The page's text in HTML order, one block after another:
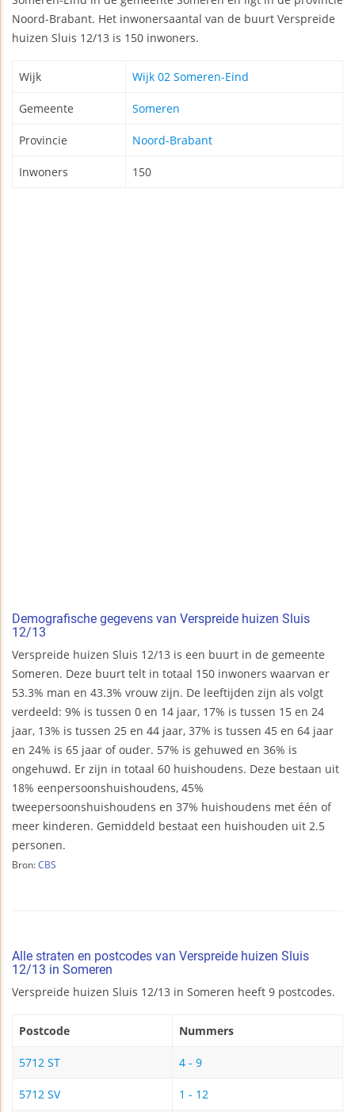
Noord-Brabant. Het inwonersaantal van de buurt Verspreide
huizen Sluis 12/13 is 150 inwoners.
Wijk Wijk 02 Someren-Eind
Gemeente Someren
Provincie Noord-Brabant
Inwoners 150
Demografische gegevens van Verspreide huizen Sluis
12/13
Verspreide huizen Sluis 12/13 is een buurt in de gemeente
Someren. Deze buurt telt in totaal 150 inwoners waarvan er
53.3% man en 43.3% vrouw zijn. De leeftijden zijn als volgt
verdeeld: 9% is tussen 0 en 14 jaar, 17% is tussen 15 en 24
jaar, 13% is tussen 25 en 44 jaar, 37% is tussen 45 en 64 jaar
en 24% is 65 jaar of ouder. 57% is gehuwed en 36% is
ongehuwd. Er zijn in totaal 60 huishoudens. Deze bestaan uit
18% eenpersoonshuishoudens, 45%
tweepersoonshuishoudens en 37% huishoudens met één of
meer kinderen. Gemiddeld bestaat een huishouden uit 2.5
personen.
Bron: CBS
Alle straten en postcodes van Verspreide huizen Sluis
12/13 in Someren
Verspreide huizen Sluis 12/13 in Someren heeft 9 postcodes.
Postcode Nummers
5712 ST 4 - 9
5712 SV 1 - 12